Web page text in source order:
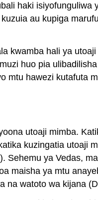
haki isiyofunguliwa
au kupiga
kwamba hali ya
huo pia
mtu hawezi kutafuta
utoaji mimba.
kuzingatia utoaji
Sehemu ya Vedas,
maisha ya mtu
na watoto wa kijana